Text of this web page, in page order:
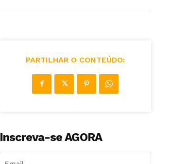
PARTILHAR O CONTEÚDO:
Inscreva-se AGORA